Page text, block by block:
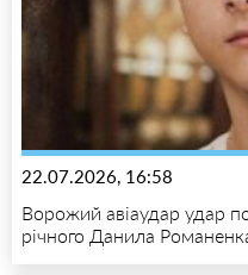
22.07.2026, 16:58
Ворожий авіаудар удар
річного Данила